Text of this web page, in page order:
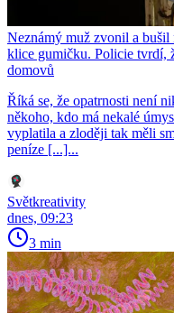
Neznámý muž zvonil a bušil
klice gumičku. Policie tvrdí,
domovů
Říká se, že opatrnosti není
někoho, kdo má nekalé
vyplatila a zloději tak měli
peníze [...]...
Světkreativity
dnes, 09:23
3 min